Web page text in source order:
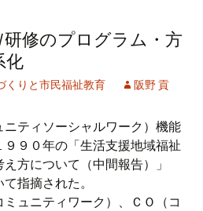
研修のプログラム・方
化
くりと市民福祉教育 阪野 貢
ティソーシャルワーク）機能
９０年の「生活支援地域福祉
方について（中間報告）」
指摘された。
ュニティワーク）、ＣＯ（コ